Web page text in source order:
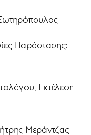
Παράστασης:
Εκτέλεση
Μεράντζας